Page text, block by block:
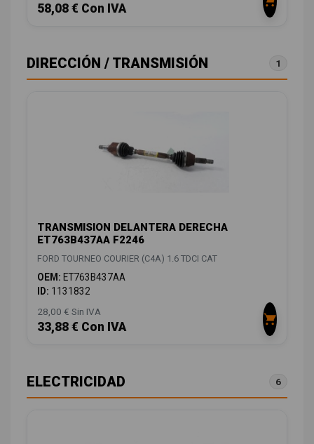
58,08 € Con IVA
DIRECCIÓN / TRANSMISIÓN 1
TRANSMISION DELANTERA DERECHA
ET763B437AA F2246
FORD TOURNEO COURIER (C4A) 1.6 TDCI CAT
OEM: ET763B437AA
ID: 1131832
28,00 € Sin IVA
33,88 € Con IVA
ELECTRICIDAD 6